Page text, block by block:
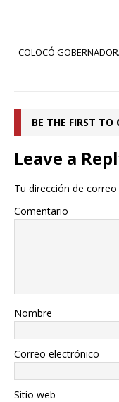
COLOCÓ
BE THE FIRST TO
Leave a
Tu dirección de
Comentario
Nombre
Correo electrónico
Sitio web